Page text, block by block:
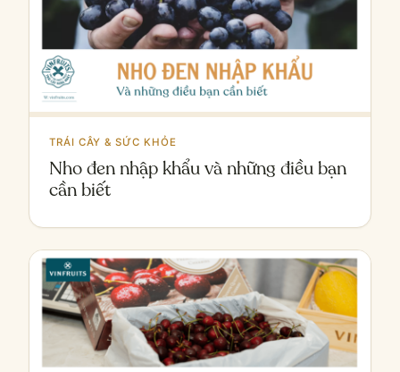
TRÁI CÂY & SỨC KHỎE
Nho đen nhập khẩu và những điều bạn
cần biết